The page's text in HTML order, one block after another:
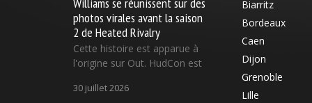
photos virales avant la saison
2 de Heated Rivalry
Cette histoire est apparue à
l'origine sur Out. HudCon est
30 juillet 2026
Biarritz
Bordeaux
Caen
Dijon
Grenoble
Lille